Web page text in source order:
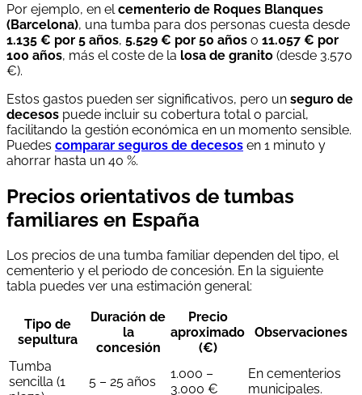
Por ejemplo, en elcementerio de Roques Blanques
(Barcelona), una tumba para dos personas cuesta desde
1.135 € por 5 años, 5.529 € por 50 años o 11.057 € por
100 años, más el coste de la losa de granito (desde 3.570
€).
Estos gastos pueden ser significativos, pero un seguro de
decesos puede incluir su cobertura total o parcial,
facilitando la gestión económica en un momento sensible.
Puedes comparar seguros de decesos en 1 minuto y
ahorrar hasta un 40 %.
Precios orientativos de tumbas
familiares en España
Los precios de una tumba familiar dependen del tipo, el
cementerio y el periodo de concesión. En la siguiente
tabla puedes ver una estimación general:
Tipo de
sepultura
Duración de
la
concesión
Precio
aproximado
(€)
Observaciones
Tumba
sencilla (1
5 – 25 años
1.000 –
3.000 €
En cementerios
municipales.